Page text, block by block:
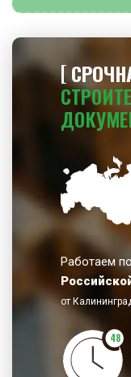
Работаем
от
48